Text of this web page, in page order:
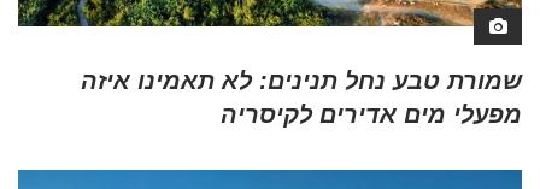
שמורת טבע נחל תנינים: לא תאמינו איזה
מפעלי מים אדירים לקיסריה